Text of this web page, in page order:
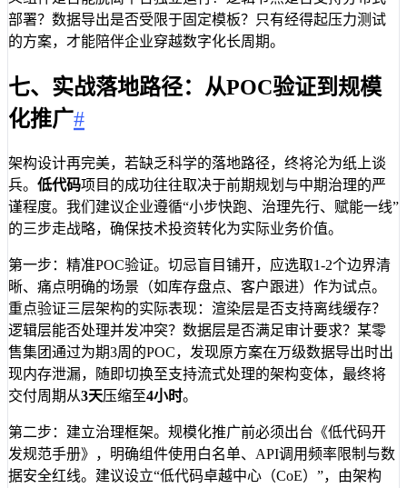
部署？数据导出是否受限于固定模板？只有经得起压力测试
的方案，才能陪伴企业穿越数字化长周期。
七、实战落地路径：从POC验证到规模
化推广#
架构设计再完美，若缺乏科学的落地路径，终将沦为纸上谈
兵。 低代码项目的成功往往取决于前期规划与中期治理的严
谨程度。我们建议企业遵循“小步快跑、治理先行、赋能一线”
的三步走战略，确保技术投资转化为实际业务价值。
第一步：精准POC验证。切忌盲目铺开，应选取1-2个边界清
晰、痛点明确的场景（如库存盘点、客户跟进）作为试点。
重点验证三层架构的实际表现：渲染层是否支持离线缓存？
逻辑层能否处理并发冲突？数据层是否满足审计要求？某零
售集团通过为期3周的POC，发现原方案在万级数据导出时出
现内存泄漏，随即切换至支持流式处理的架构变体，最终将
交付周期从3天压缩至4小时。
第二步：建立治理框架。规模化推广前必须出台《低代码开
发规范手册》，明确组件使用白名单、API调用频率限制与数
据安全红线。建议设立“低代码卓越中心（CoE）”，由架构